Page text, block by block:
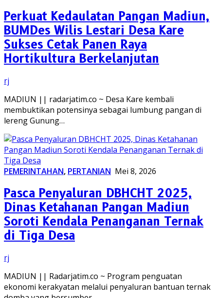
Perkuat Kedaulatan Pangan Madiun,
BUMDes Wilis Lestari Desa Kare
Sukses Cetak Panen Raya
Hortikultura Berkelanjutan
rj
MADIUN || radarjatim.co ~ Desa Kare kembali
membuktikan potensinya sebagai lumbung pangan di
lereng Gunung…
PEMERINTAHAN, PERTANIAN Mei 8, 2026
Pasca Penyaluran DBHCHT 2025,
Dinas Ketahanan Pangan Madiun
Soroti Kendala Penanganan Ternak
di Tiga Desa
rj
MADIUN || Radarjatim.co ~ Program penguatan
ekonomi kerakyatan melalui penyaluran bantuan ternak